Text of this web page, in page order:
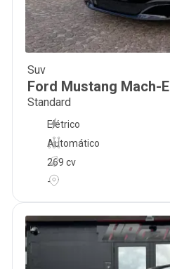
Suv
Ford Mustang Mach-E
Standard
Automático
269 cv
Elétrico
-